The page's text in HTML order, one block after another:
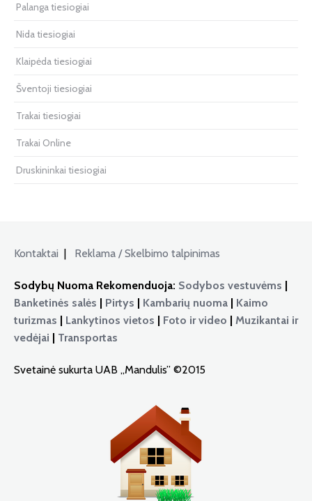
Palanga tiesiogiai
Nida tiesiogiai
Klaipėda tiesiogiai
Šventoji tiesiogiai
Trakai tiesiogiai
Trakai Online
Druskininkai tiesiogiai
Kontaktai Reklama / Skelbimo talpinimas
Sodybų Nuoma Rekomenduoja: Sodybos vestuvėms |
Banketinės salės | Pirtys | Kambarių nuoma | Kaimo
turizmas | Lankytinos vietos | Foto ir video | Muzikantai ir
vedėjai | Transportas
Svetainė sukurta UAB „Mandulis” ©2015